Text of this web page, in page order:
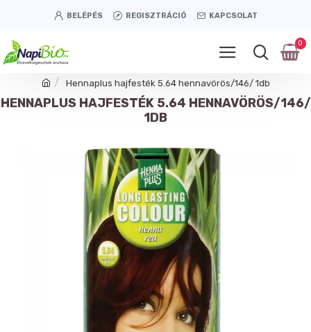
BELÉPÉS REGISZTRÁCIÓ KAPCSOLAT
0
Hennaplus hajfesték 5.64 hennavörös/146/ 1db
HENNAPLUS HAJFESTÉK 5.64 HENNAVÖRÖS/146/
1DB